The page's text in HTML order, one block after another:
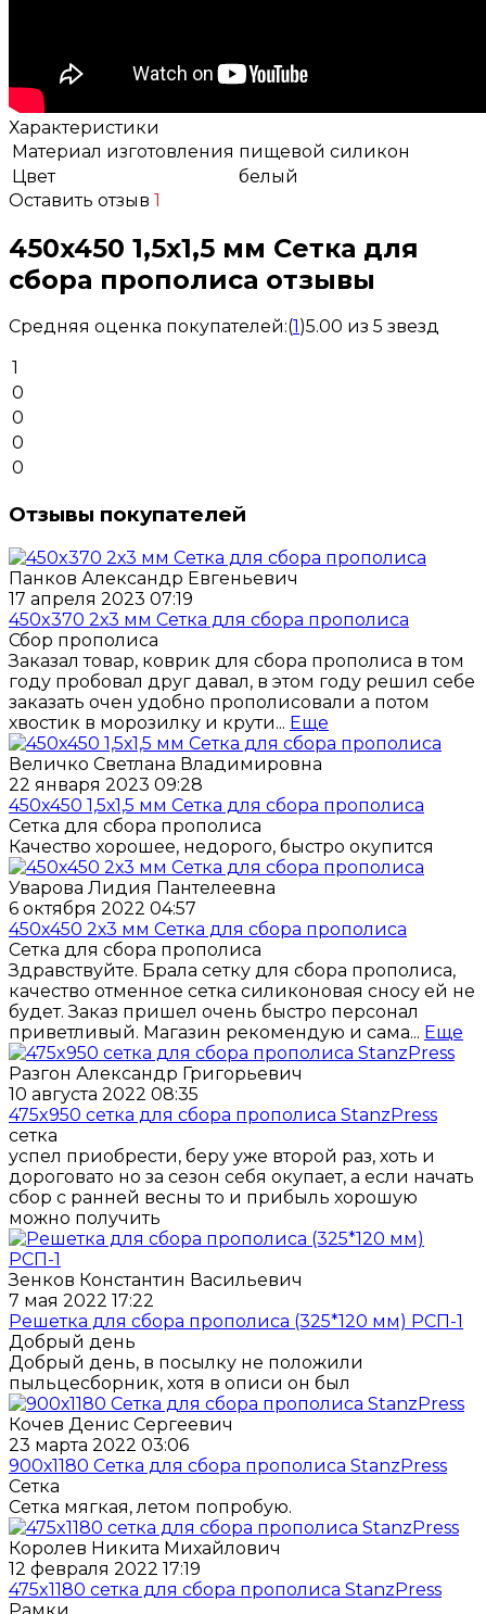
Характеристики
Материал изготовления пищевой силикон
Цвет
белый
Оставить отзыв 1
450x450 1,5х1,5 мм Сетка для
сбора прополиса отзывы
Средняя оценка покупателей:(1 )5.00 из 5 звезд
1
0
0
0
0
Отзывы покупателей
Панков Александр Евгеньевич
17 апреля 2023 07:19
450x370 2х3 мм Сетка для сбора прополиса
Сбор прополиса
Заказал товар, коврик для сбора прополиса в том
году пробовал друг давал, в этом году решил себе
заказать очен удобно прополисовали а потом
хвостик в морозилку и крути... Еще
Величко Светлана Владимировна
22 января 2023 09:28
450x450 1,5х1,5 мм Сетка для сбора прополиса
Сетка для сбора прополиса
Качество хорошее, недорого, быстро окупится
Уварова Лидия Пантелеевна
6 октября 2022 04:57
450x450 2х3 мм Сетка для сбора прополиса
Сетка для сбора прополиса
Здравствуйте. Брала сетку для сбора прополиса,
качество отменное сетка силиконовая сносу ей не
будет. Заказ пришел очень быстро персонал
приветливый. Магазин рекомендую и сама... Еще
Разгон Александр Григорьевич
10 августа 2022 08:35
475x950 cетка для сбора прополиса StanzPress
сетка
успел приобрести, беру уже второй раз, хоть и
дороговато но за сезон себя окупает, а если начать
сбор с ранней весны то и прибыль хорошую
можно получить
Зенков Константин Васильевич
7 мая 2022 17:22
Решетка для сбора прополиса (325*120 мм) РСП-1
Добрый день
Добрый день, в посылку не положили
пыльцесборник, хотя в описи он был
Кочев Денис Сергеевич
23 марта 2022 03:06
900х1180 Сетка для сбора прополиса StanzPress
Сетка
Сетка мягкая, летом попробую.
Королев Никита Михайлович
12 февраля 2022 17:19
475x1180 cетка для сбора прополиса StanzPress